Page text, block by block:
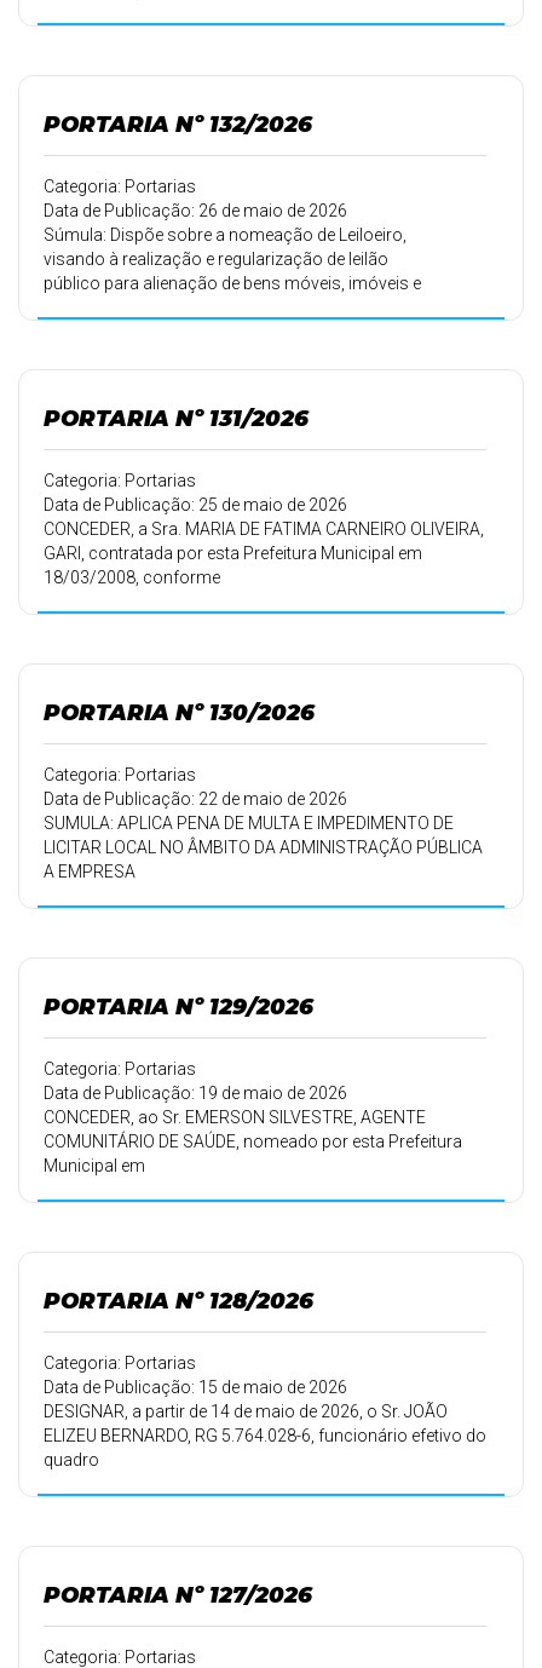
PORTARIA Nº 132/2026
Categoria: Portarias
Data de Publicação: 26 de maio de 2026
Súmula: Dispõe sobre a nomeação de Leiloeiro,
visando à realização e regularização de leilão
público para alienação de bens móveis, imóveis e
PORTARIA Nº 131/2026
Categoria: Portarias
Data de Publicação: 25 de maio de 2026
CONCEDER, a Sra. MARIA DE FATIMA CARNEIRO OLIVEIRA,
GARI, contratada por esta Prefeitura Municipal em
18/03/2008, conforme
período de trabalho de 18/03/2024 a 17/03/2025, a partir
de 26/05/2026,
devendo retornar ao trabalho em 25/06/2026.
PORTARIA Nº 130/2026
Categoria: Portarias
Data de Publicação: 22 de maio de 2026
SUMULA: APLICA PENA DE MULTA E IMPEDIMENTO DE
LICITAR LOCAL NO ÂMBITO DA ADMINISTRAÇÃO PÚBLICA
A EMPRESA
PORTARIA Nº 129/2026
Categoria: Portarias
Data de Publicação: 19 de maio de 2026
CONCEDER, ao Sr. EMERSON SILVESTRE, AGENTE
COMUNITÁRIO DE SAÚDE, nomeado por esta Prefeitura
Municipal em
PORTARIA Nº 128/2026
Categoria: Portarias
Data de Publicação: 15 de maio de 2026
DESIGNAR, a partir de 14 de maio de 2026, o Sr. JOÃO
ELIZEU BERNARDO, RG 5.764.028-6, funcionário efetivo do
quadro
PORTARIA Nº 127/2026
Categoria: Portarias